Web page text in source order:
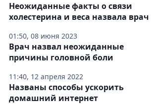
01:50, 08 июня 2023
Неожиданные факты о связи
холестерина и веса назвала врач
11:40, 12 апреля 2022
Врач назвал неожиданные
причины головной боли
Названы способы ускорить
домашний интернет